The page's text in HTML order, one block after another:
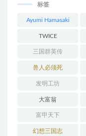
标签
Ayumi Hamasaki
TWICE
三国群英传
兽人必须死
发明工坊
大富翁
富甲天下
幻想三国志